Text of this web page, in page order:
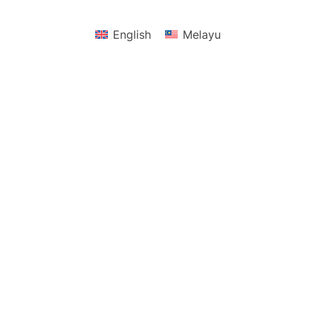
English Melayu